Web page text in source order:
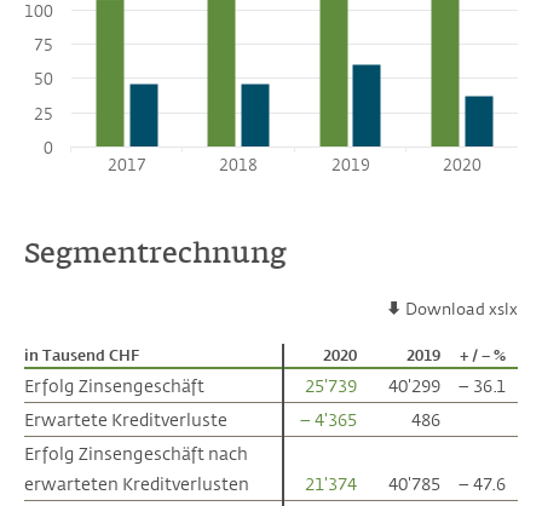
2017 2018 2019 2020
0
25
50
75
100
Segmentrechnung
Download xslx
in Tausend CHF 2020 2019 + / – %
Erfolg Zinsengeschäft 25'739 40'299
– 36.1
Erwartete Kreditverluste
– 4'365
486
Erfolg Zinsengeschäft nach
erwarteten Kreditverlusten
21'374 40'785
– 47.6
in Tausend CHF
Erfolg Zinsengeschäft
Erwartete Kreditverluste
Erfolg Zinsengeschäft nach
erwarteten Kreditverlusten